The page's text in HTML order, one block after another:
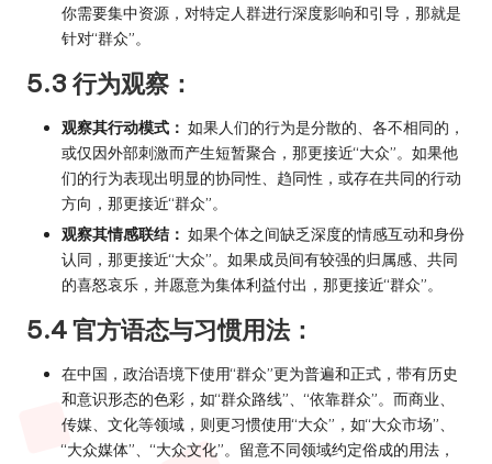
你需要集中资源，对特定人群进行深度影响和引导，那就是
针对“群众”。
5.3 行为观察：
观察其行动模式： 如果人们的行为是分散的、各不相同的，
或仅因外部刺激而产生短暂聚合，那更接近“大众”。如果他
们的行为表现出明显的协同性、趋同性，或存在共同的行动
方向，那更接近“群众”。
观察其情感联结： 如果个体之间缺乏深度的情感互动和身份
认同，那更接近“大众”。如果成员间有较强的归属感、共同
的喜怒哀乐，并愿意为集体利益付出，那更接近“群众”。
5.4 官方语态与习惯用法：
在中国，政治语境下使用“群众”更为普遍和正式，带有历史
和意识形态的色彩，如“群众路线”、“依靠群众”。而商业、
传媒、文化等领域，则更习惯使用“大众”，如“大众市场”、
“大众媒体”、“大众文化”。留意不同领域约定俗成的用法，